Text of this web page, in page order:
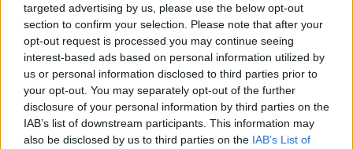
targeted advertising by us, please use the below opt-out
section to confirm your selection. Please note that after your
opt-out request is processed you may continue seeing
interest-based ads based on personal information utilized by
us or personal information disclosed to third parties prior to
your opt-out. You may separately opt-out of the further
disclosure of your personal information by third parties on the
IAB’s list of downstream participants. This information may
also be disclosed by us to third parties on the IAB’s List of
AVG
9
Obišči Vilo Čira-Čara
10:00
AVG
9
Tačke na patrulji: Dino-film
16:00
AVG
10
Minute za šah z Nejcem
09:00